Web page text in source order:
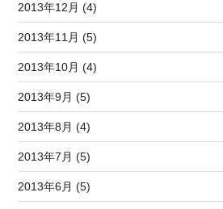
2013年12月 (4)
2013年11月 (5)
2013年10月 (4)
2013年9月 (5)
2013年8月 (4)
2013年7月 (5)
2013年6月 (5)